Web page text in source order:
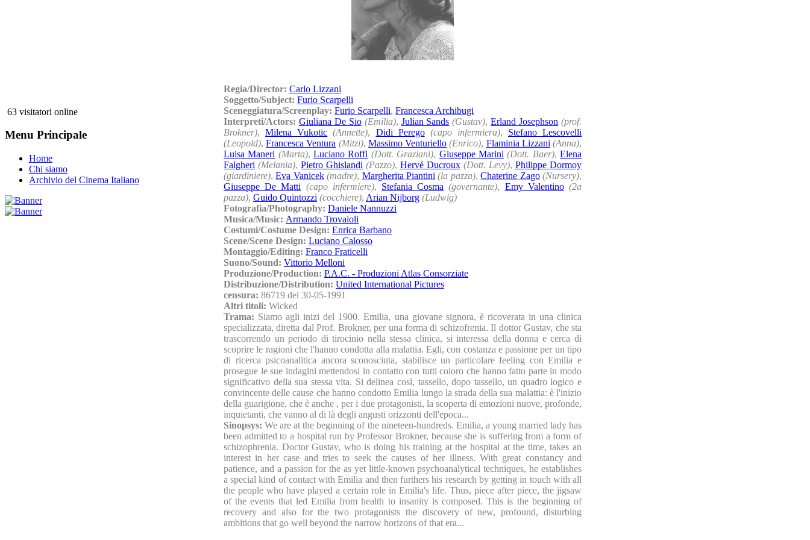
63 visitatori online
Menu Principale
Home
Chi siamo
Archivio del Cinema Italiano
Regia/Director: Carlo Lizzani
Soggetto/Subject: Furio Scarpelli
Sceneggiatura/Screenplay: Furio Scarpelli, Francesca Archibugi
Interpreti/Actors: Giuliana De Sio (Emilia), Julian Sands (Gustav),Erland Josephson (prof.
Brokner),Milena Vukotic (Annette), Didi Perego (capo infermiera), Stefano Lescovelli
(Leopold),Francesca Ventura (Mitzi), Massimo Venturiello (Enrico), Flaminia Lizzani (Anna),
Luisa Maneri (Marta),Luciano Roffi (Dott. Graziani), Giuseppe Marini (Dott. Baer),Elena
Falgheri (Melania), Pietro Ghislandi (Pazzo), Hervé Ducroux (Dott. Levy), Philippe Dormoy
(giardiniere),Eva Vanicek (madre), Margherita Piantini (la pazza),Chaterine Zago (Nursery),
Giuseppe De Matti (capo infermiere), Stefania Cosma (governante), Emy Valentino (2a
pazza), Guido Quintozzi (cocchiere), Arian Nijborg (Ludwig)
Fotografia/Photography: Daniele Nannuzzi
Musica/Music: Armando Trovaioli
Costumi/Costume Design: Enrica Barbano
Scene/Scene Design: Luciano Calosso
Montaggio/Editing: Franco Fraticelli
Suono/Sound: Vittorio Melloni
Produzione/Production: P.A.C. - Produzioni Atlas Consorziate
Distribuzione/Distribution: United International Pictures
censura: 86719 del 30-05-1991
Altri titoli: Wicked
Trama: Siamo agli inizi del 1900. Emilia, una giovane signora, è ricoverata in una clinica
specializzata, diretta dal Prof. Brokner, per una forma di schizofrenia. Il dottor Gustav, che sta
trascorrendo un periodo di tirocinio nella stessa clinica, si interessa della donna e cerca di
scoprire le ragioni che l'hanno condotta alla malattia. Egli, con costanza e passione per un tipo
di ricerca psicoanalitica ancora sconosciuta, stabilisce un particolare feeling con Emilia e
prosegue le sue indagini mettendosi in contatto con tutti coloro che hanno fatto parte in modo
significativo della sua stessa vita. Si delinea così, tassello, dopo tassello, un quadro logico e
convincente delle cause che hanno condotto Emilia lungo la strada della sua malattia: è l'inizio
della guarigione, che è anche , per i due protagonisti, la scoperta di emozioni nuove, profonde,
inquietanti, che vanno al di là degli angusti orizzonti dell'epoca...
Sinopsys:We are at the beginning of the nineteen-hundreds. Emilia, a young married lady has
been admitted to a hospital run by Professor Brokner, because she is suffering from a form of
schizophrenia. Doctor Gustav, who is doing his training at the hospital at the time, takes an
interest in her case and tries to seek the causes of her illness. With great constancy and
patience, and a passion for the as yet little-known psychoanalytical techniques, he establishes
a special kind of contact with Emilia and then furthers his research by getting in touch with all
the people who have played a certain role in Emilia's life. Thus, piece after piece, the jigsaw
of the events that led Emilia from health to insanity is composed. This is the beginning of
recovery and also for the two protagonists the discovery of new, profound, disturbing
ambitions that go well beyond the narrow horizons of that era...